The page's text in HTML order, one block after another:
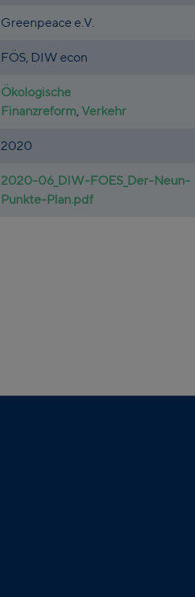
Greenpeace e.V.
FÖS, DIW econ
Ökologische
Finanzreform,Verkehr
2020
2020-06_DIW-FOES_Der-Neun-
Punkte-Plan.pdf